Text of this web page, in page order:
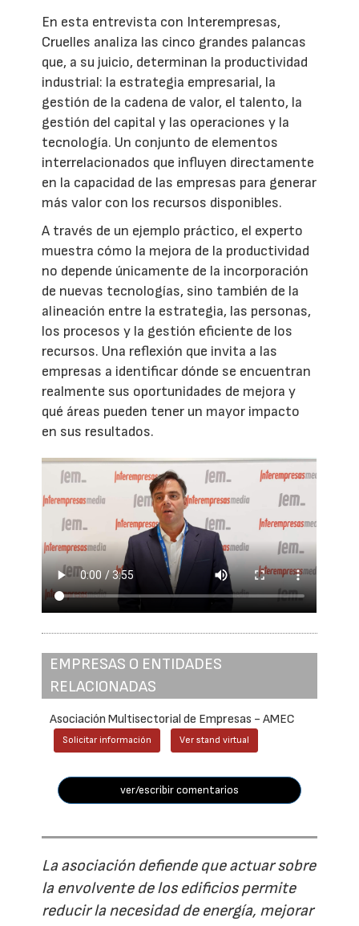
En esta entrevista con Interempresas,
Cruelles analiza las cinco grandes palancas
que, a su juicio, determinan la productividad
industrial: la estrategia empresarial, la
gestión de la cadena de valor, el talento, la
gestión del capital y las operaciones y la
tecnología. Un conjunto de elementos
interrelacionados que influyen directamente
en la capacidad de las empresas para generar
más valor con los recursos disponibles.
A través de un ejemplo práctico, el experto
muestra cómo la mejora de la productividad
no depende únicamente de la incorporación
de nuevas tecnologías, sino también de la
alineación entre la estrategia, las personas,
los procesos y la gestión eficiente de los
recursos. Una reflexión que invita a las
empresas a identificar dónde se encuentran
realmente sus oportunidades de mejora y
qué áreas pueden tener un mayor impacto
en sus resultados.
EMPRESAS O ENTIDADES
RELACIONADAS
Asociación Multisectorial de Empresas - AMEC
Solicitar información Ver stand virtual
ver/escribir comentarios
La asociación defiende que actuar sobre
la envolvente de los edificios permite
reducir la necesidad de energía, mejorar